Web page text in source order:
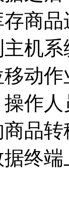
商
机
动
作
品
终